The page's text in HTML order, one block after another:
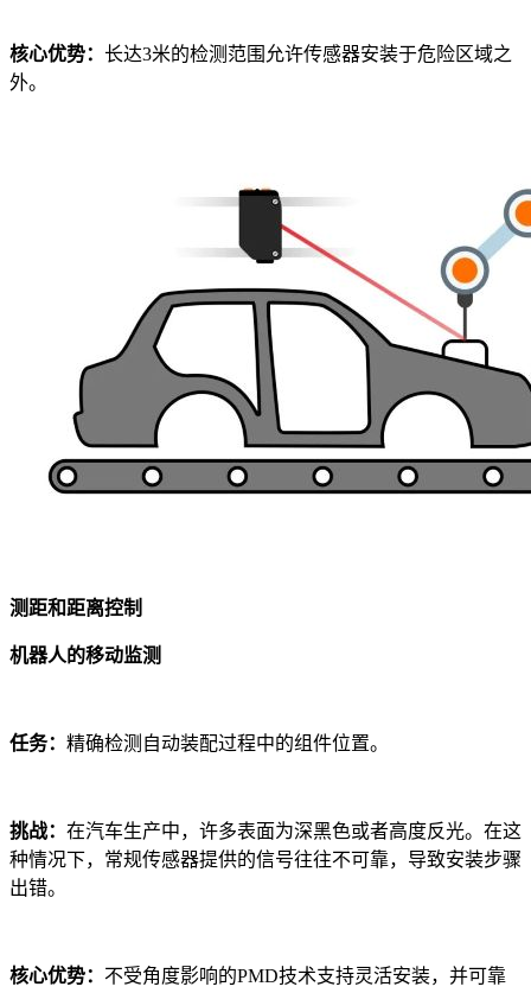
核心优势： 长达3米的检测范围允许传感器安装于危险区域之
外。
测距和距离控制
机器人的移动监测
任务： 精确检测自动装配过程中的组件位置。
挑战： 在汽车生产中，许多表面为深黑色或者高度反光。在这
种情况下，常规传感器提供的信号往往不可靠，导致安装步骤
出错。
核心优势： 不受角度影响的PMD技术支持灵活安装，并可靠